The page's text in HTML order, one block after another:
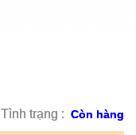
Tình trạng : Còn hàng